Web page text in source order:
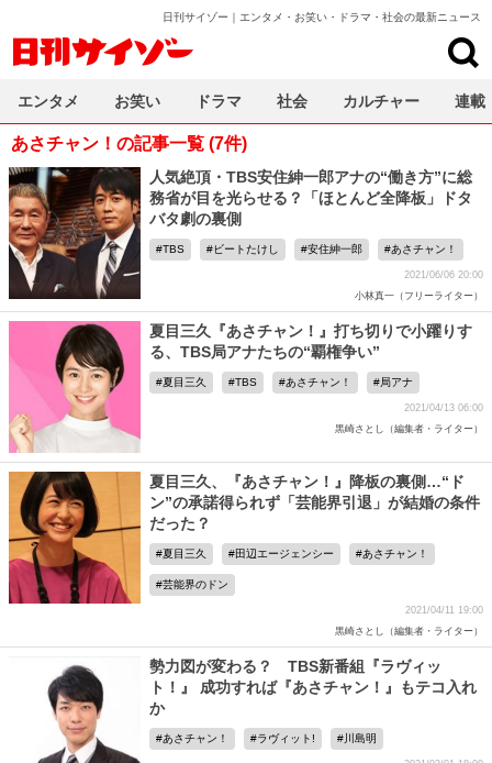
日刊サイゾー｜エンタメ・お笑い・ドラマ・社会の最新ニュース
あさチャン！の記事一覧 (7件)
人気絶頂・TBS安住紳一郎アナの“働き方”に総
務省が目を光らせる？「ほとんど全降板」ドタ
バタ劇の裏側
TBS ビートたけし 安住紳一郎 あさチャン！
2021/06/06 20:00
小林真一（フリーライター）
夏目三久『あさチャン！』打ち切りで小躍りす
る、TBS局アナたちの“覇権争い”
夏目三久 TBS あさチャン！ 局アナ
2021/04/13 06:00
黒崎さとし（編集者・ライター）
夏目三久、『あさチャン！』降板の裏側…“ド
ン”の承諾得られず「芸能界引退」が結婚の条件
だった？
夏目三久 田辺エージェンシー あさチャン！
芸能界のドン
2021/04/11 19:00
黒崎さとし（編集者・ライター）
勢力図が変わる？ TBS新番組『ラヴィッ
ト！』 成功すれば『あさチャン！』もテコ入れ
か
あさチャン！ ラヴィット! 川島明
エンタメ お笑い ドラマ 社会 カルチャー 連載